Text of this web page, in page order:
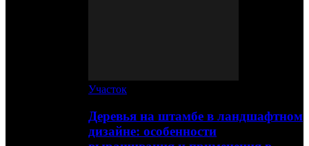
Участок
Деревья на штамбе в ландшафтном
дизайне: особенности